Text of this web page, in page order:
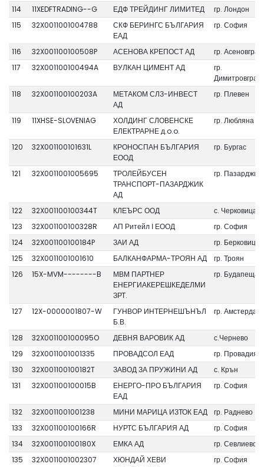
114
11XEDFTRADING--G ЕДФ ТРЕЙДИНГ ЛИМИТЕД
гр. Лондон
115
32X0011001004788
СКФ БЕРИНГС БЪЛГАРИЯ
ЕАД
гр. София
116 32X001100100508P АСЕНОВА КРЕПОСТ АД
гр. Асеновград
117
32X001100100494A ВУЛКАН ЦИМЕНТ АД
гр.
Димитровград
118
32X001100100203A
МЕТАКОМ СЛЗ-ИНВЕСТ
АД
гр. Плевен
119 11XHSE-SLOVENIAG
ХОЛДИНГ СЛОВЕНСКЕ
ЕЛЕКТРАРНЕ д.o.o.
гр. Любляна
120 32X001100101631L
КРОНОСПАН БЪЛГАРИЯ
ЕООД
гр. Бургас
121 32X0011001005695
ТРОЛЕЙБУСЕН
ТРАНСПОРТ-ПАЗАРДЖИК
АД
гр. Пазарджик
122 32X001100100344T КЛЕЪРС ООД
с. Черковица
123
32X001100100328R АП Ритейл І ЕООД
гр. София
124
32X001100100184P ЗАИ АД
гр. Берковица
125
32X0011001001610 БАЛКАНФАРМА-ТРОЯН АД
гр. Троян
126
15X-MVM--------B
МВМ ПАРТНЕР
ЕНЕРГИАКЕРЕШКЕДЕЛМИ
ЗРТ.
гр. Будапеща
127 12X-0000001807-W
ГУНВОР ИНТЕРНЕШЪНЪЛ
Б.В.
гр. Амстердам
128 32X001100100095O ДЕВНЯ ВАРОВИК АД
с.Чернево
129
32X0011001001335 ПРОВАДСОЛ ЕАД
гр. Провадия
130
32X001100100182T ЗАВОД ЗА ПРУЖИНИ АД
с. Крън
131
32X001100100015B
ЕНЕРГО-ПРО БЪЛГАРИЯ
ЕАД
гр. София
132 32X0011001001238 МИНИ МАРИЦА ИЗТОК ЕАД
гр. Раднево
133
32X001100100166R НУРТС БЪЛГАРИЯ АД
гр. София
134
32X001100100180X ЕМКА АД
гр. Севлиево
135
32X0011001002307
ХЮНДАЙ ХЕВИ
гр. София